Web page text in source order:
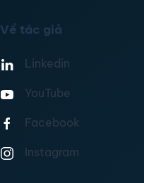
Về tác giả
Linkedin
YouTube
Facebook
Instagram